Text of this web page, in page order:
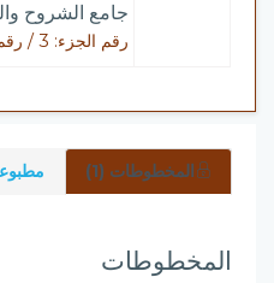
جامع الشروح
رقم الجزء: 3 / رقم الصفحة: 2162
المخطوطات (1)
المخطوطات